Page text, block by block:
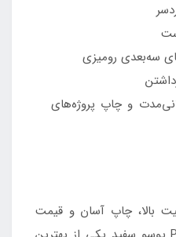
سه‌بعدی رومیزی
و چاپ پروژه‌های
بالا، چاپ آسان و قیمت